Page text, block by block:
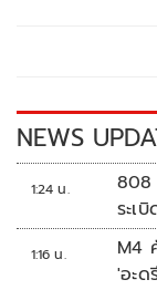
k
NEWS
1:24 น.
808
ระเ
1:16 น.
M4
'อะด